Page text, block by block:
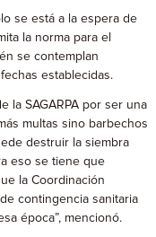
se está a la espera de
la norma para el
se contemplan
establecidas.
la SAGARPA por ser una
multas sino barbechos
destruir la siembra
eso se tiene que
la Coordinación
contingencia sanitaria
época”, mencionó.